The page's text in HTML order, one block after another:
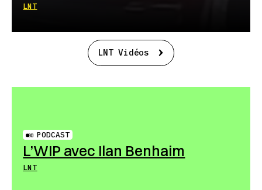
LNT
LNT Vidéos
PODCAST
L’WIP avec Ilan Benhaim
LNT